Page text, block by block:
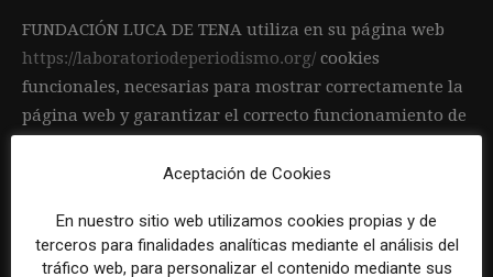
FUNDACIÓN LUCA DE TENA utiliza en su página web
https://laboratoriodeperiodismo.org/ cookies
funcionales, necesarias para mostrar correctamente la
página web y garantizar el correcto funcionamiento de
analizar el comportamiento de los usuarios de forma
visitantes a la web y a diferentes páginas internas, la
procedencia de las visita, día y hora, plataforma o
Aceptación de Cookies
En nuestro sitio web utilizamos cookies propias y de
terceros para finalidades analíticas mediante el análisis del
tráfico web, para personalizar el contenido mediante sus